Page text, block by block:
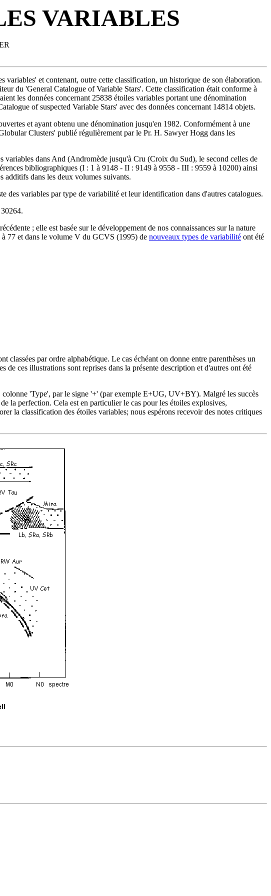
VARIABLES
et contenant, outre cette classification, un historique de son élaboration.
du 'General Catalogue of Variable Stars'. Cette classification était conforme à
les données concernant 25838 étoiles variables portant une dénomination
of suspected Variable Stars' avec des données concernant 14814 objets.
et ayant obtenu une dénomination jusqu'en 1982. Conformément à une
Clusters' publié régulièrement par le Pr. H. Sawyer Hogg dans les
dans And (Andromède jusqu'à Cru (Croix du Sud), le second celles de
bibliographiques (I : 1 à 9148 - II : 9149 à 9558 - III : 9559 à 10200) ainsi
additifs dans les deux volumes suivants.
des variables par type de variabilité et leur identification dans d'autres catalogues.
; elle est basée sur le développement de nos connaissances sur la nature
à 77 et dans le volume V du GCVS (1995) de nouveaux types de variabilité ont été
par ordre alphabétique. Le cas échéant on donne entre parenthèses un
ces illustrations sont reprises dans la présente description et d'autres ont été
colonne 'Type', par le signe '+' (par exemple E+UG, UV+BY). Malgré les succès
la perfection. Cela est en particulier le cas pour les étoiles explosives,
la classification des étoiles variables; nous espérons recevoir des notes critiques